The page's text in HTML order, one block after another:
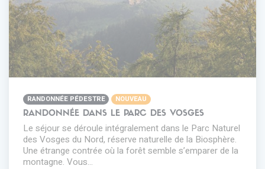
RANDONNÉE PÉDESTRE NOUVEAU
RANDONNÉE DANS LE PARC DES VOSGES
Le séjour se déroule intégralement dans le Parc Naturel
des Vosges du Nord, réserve naturelle de la Biosphère.
Une étrange contrée où la forêt semble s’emparer de la
montagne. Vous…